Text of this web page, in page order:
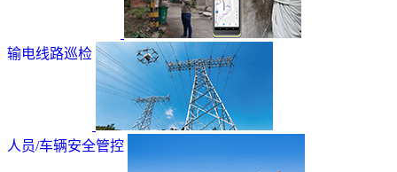
输电线路巡检
人员/车辆安全管控